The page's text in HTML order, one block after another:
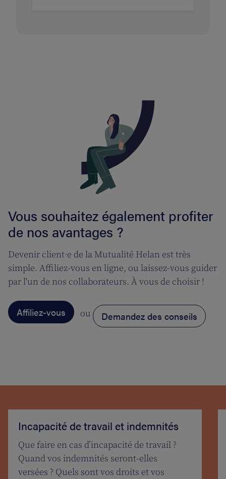
Vous souhaitez également profiter
de nos avantages ?
Devenir client·e de la Mutualité Helan est très
simple. Affiliez-vous en ligne, ou laissez-vous guider
par l'un de nos collaborateurs. À vous de choisir !
Affiliez-vous ou Demandez des conseils
Incapacité de travail et indemnités
Que faire en cas d’incapacité de travail ?
Quand vos indemnités seront-elles
versées ? Quels sont vos droits et vos